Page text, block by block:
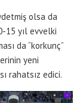
olsa da
15 yıl evvelki
da “korkunç”
yeni
rahatsız edici.